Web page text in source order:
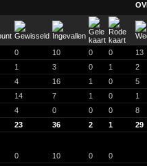
0 10 0 0
13
1 3 0 1
2
4 16 1 0
5
14 7 1 0
1
4 0 0 0
8
23 36 2 1 29
0 10 0
0